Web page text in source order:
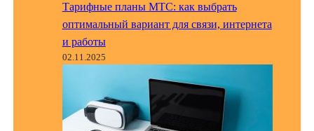
Тарифные планы МТС: как выбрать
оптимальный вариант для связи, интернета
и работы
02.11.2025